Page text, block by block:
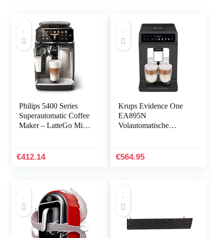
Philips 5400 Series
Superautomatic Coffee
Maker – LatteGo Milk
Display, 4 User
€412.14
Krups Evidence One
EA895N
Volautomatische
verschillende
€564.95